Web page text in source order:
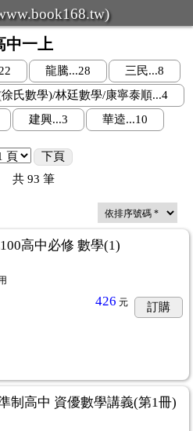
中一上
龍騰...28
三民...8
氏數學)/林廷數學/康寧泰順...4
建興...3 華逵...10
下頁
共 93 筆
高中必修 數學(1)
426 元 訂購
制高中 資優數學講義(第1冊)